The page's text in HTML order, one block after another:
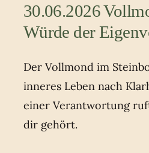
30.06.2026
Würde der
Der Vollmond im
inneres Leben nach
einer Verantwortung
dir gehört.